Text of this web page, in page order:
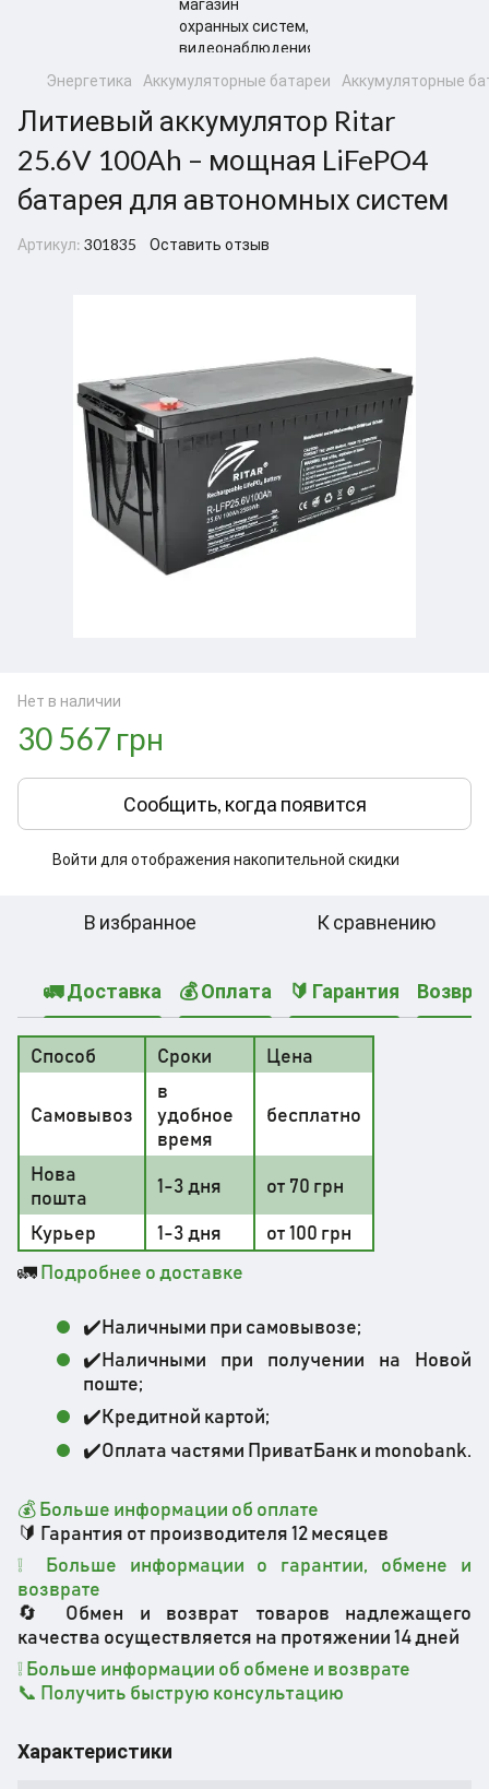
Энергетика Аккумуляторные батареи Аккумуляторные
Литиевый аккумулятор Ritar
25.6V 100Ah – мощная LiFePO4
батарея для автономных систем
Артикул: 301835 Оставить отзыв
Нет в наличии
30 567 грн
Сообщить, когда появится
Войти для отображения накопительной скидки
В избранное К сравнению
🚛 Доставка 💰 Оплата 🔰 Гарантия
Способ Сроки Цена
Самовывоз
в
удобное
время
бесплатно
Нова
пошта
1-3 дня
от 70 грн
Курьер
1-3 дня
от 100 грн
🚛Подробнее о доставке
✔️Наличными при самовывозе;
✔️Наличными при получении на Новой
поште;
✔️Кредитной картой;
✔️Оплата частями ПриватБанк и monobank.
💰 Больше информации об оплате
🔰 Гарантия от производителя 12 месяцев
❕ Больше информации о гарантии, обмене и
возврате
🔄 Обмен и возврат товаров надлежащего
качества осуществляется на протяжении 14 дней
❕ Больше информации об обмене и возврате
📞 Получить быструю консультацию
Характеристики